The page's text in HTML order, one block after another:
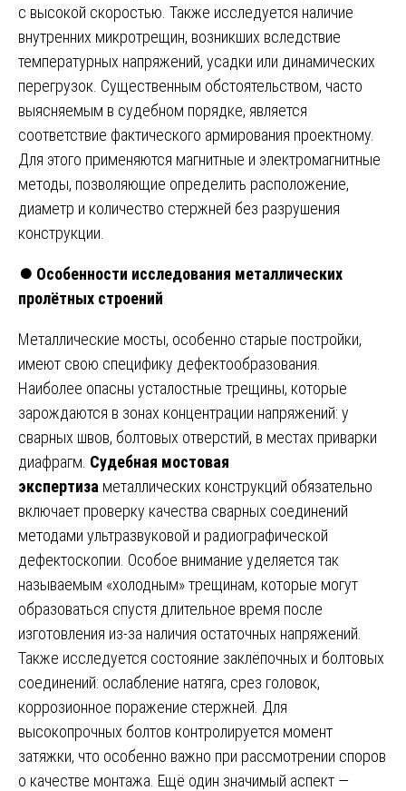
с высокой скоростью. Также исследуется наличие
внутренних микротрещин, возникших вследствие
температурных напряжений, усадки или динамических
перегрузок. Существенным обстоятельством, часто
выясняемым в судебном порядке, является
соответствие фактического армирования проектному.
Для этого применяются магнитные и электромагнитные
методы, позволяющие определить расположение,
диаметр и количество стержней без разрушения
конструкции.
⏺️ Особенности исследования металлических
пролётных строений
Металлические мосты, особенно старые постройки,
имеют свою специфику дефектообразования.
Наиболее опасны усталостные трещины, которые
зарождаются в зонах концентрации напряжений: у
сварных швов, болтовых отверстий, в местах приварки
диафрагм. Судебная мостовая
экспертиза металлических конструкций обязательно
включает проверку качества сварных соединений
методами ультразвуковой и радиографической
дефектоскопии. Особое внимание уделяется так
называемым «холодным» трещинам, которые могут
образоваться спустя длительное время после
изготовления из-за наличия остаточных напряжений.
Также исследуется состояние заклёпочных и болтовых
соединений: ослабление натяга, срез головок,
коррозионное поражение стержней. Для
высокопрочных болтов контролируется момент
затяжки, что особенно важно при рассмотрении споров
о качестве монтажа. Ещё один значимый аспект —